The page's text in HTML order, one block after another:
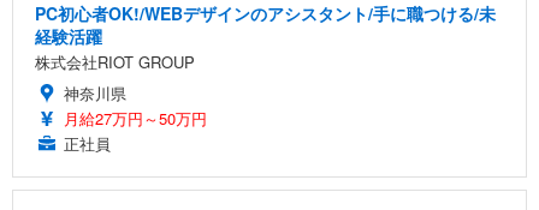
PC初心者OK!/WEBデザインのアシスタント/手に職つける/未
経験活躍
株式会社RIOT GROUP
神奈川県
月給27万円～50万円
正社員